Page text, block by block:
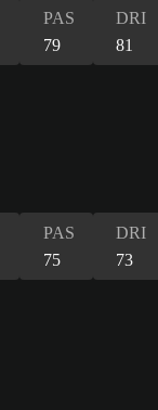
PAS
79
DRI
81
PAS
75
DRI
73